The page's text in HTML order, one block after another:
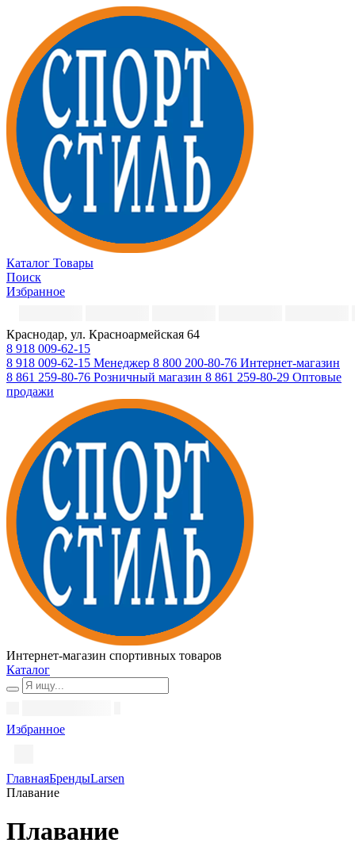
Каталог Товары
Поиск
Избранное
Краснодар, ул. Красноармейская 64
8 918 009-62-15
8 918 009-62-15 Менеджер 8 800 200-80-76 Интернет-магазин
8 861 259-80-76 Розничный магазин 8 861 259-80-29 Оптовые
продажи
Интернет-магазин спортивных товаров
Каталог
Избранное
ГлавнаяБрендыLarsen
Плавание
Плавание